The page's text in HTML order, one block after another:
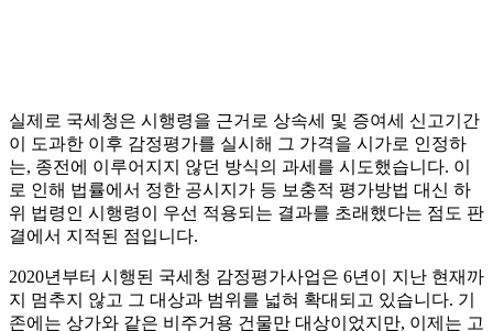
실제로 국세청은 시행령을 근거로 상속세 및 증여세 신고기간
이 도과한 이후 감정평가를 실시해 그 가격을 시가로 인정하
는, 종전에 이루어지지 않던 방식의 과세를 시도했습니다. 이
로 인해 법률에서 정한 공시지가 등 보충적 평가방법 대신 하
위 법령인 시행령이 우선 적용되는 결과를 초래했다는 점도 판
결에서 지적된 점입니다.
2020년부터 시행된 국세청 감정평가사업은 6년이 지난 현재까
지 멈추지 않고 그 대상과 범위를 넓혀 확대되고 있습니다. 기
존에는 상가와 같은 비주거용 건물만 대상이었지만, 이제는 고